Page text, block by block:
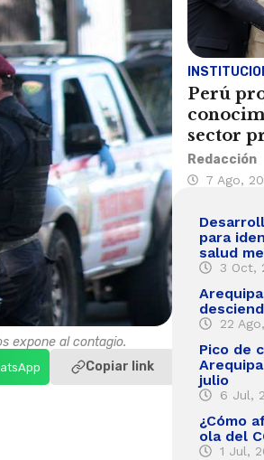
expone al contagio.
Copiar link
Perú
sector
Redacción
7 Ago,
para
salud
3 Oct,
22
Pico de
julio
6 Jul,
¿Cómo
ola del
1 Jul,